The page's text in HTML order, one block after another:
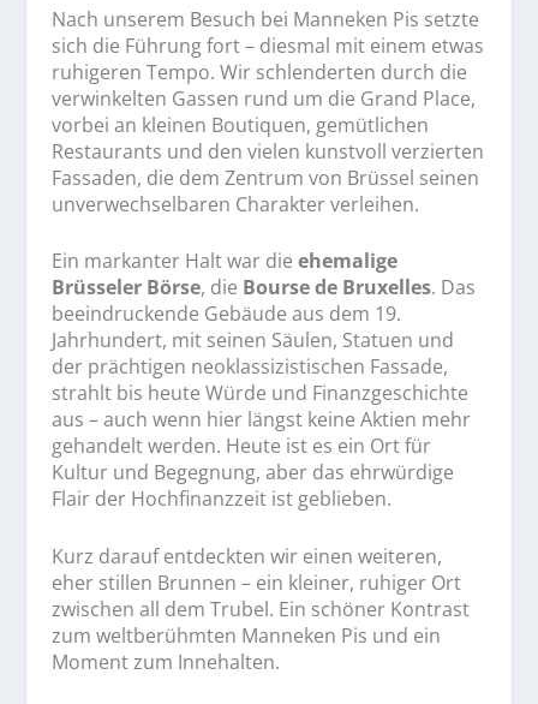
Nach unserem Besuch bei Manneken Pis setzte
sich die Führung fort – diesmal mit einem etwas
ruhigeren Tempo. Wir schlenderten durch die
verwinkelten Gassen rund um die Grand Place,
vorbei an kleinen Boutiquen, gemütlichen
Restaurants und den vielen kunstvoll verzierten
Fassaden, die dem Zentrum von Brüssel seinen
unverwechselbaren Charakter verleihen.
Ein markanter Halt war die ehemalige
Brüsseler Börse, die Bourse de Bruxelles. Das
beeindruckende Gebäude aus dem 19.
Jahrhundert, mit seinen Säulen, Statuen und
der prächtigen neoklassizistischen Fassade,
strahlt bis heute Würde und Finanzgeschichte
aus – auch wenn hier längst keine Aktien mehr
gehandelt werden. Heute ist es ein Ort für
Kultur und Begegnung, aber das ehrwürdige
Flair der Hochfinanzzeit ist geblieben.
Kurz darauf entdeckten wir einen weiteren,
eher stillen Brunnen – ein kleiner, ruhiger Ort
zwischen all dem Trubel. Ein schöner Kontrast
zum weltberühmten Manneken Pis und ein
Moment zum Innehalten.